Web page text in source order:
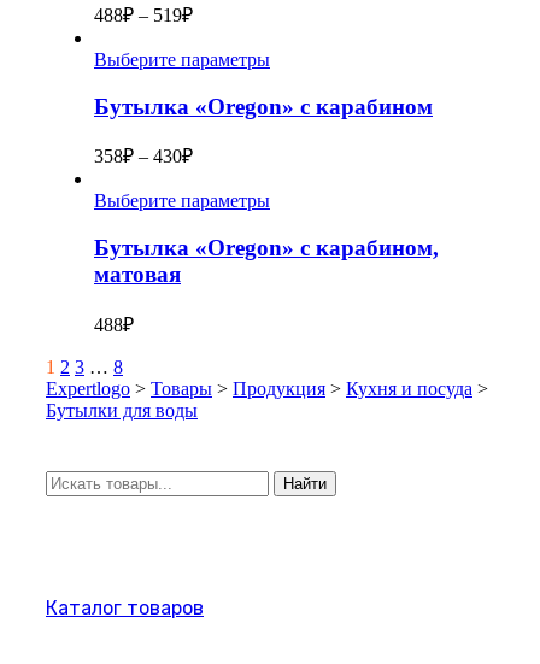
488₽ – 519₽
Выберите параметры
Бутылка «Oregon» с карабином
358₽ – 430₽
Выберите параметры
Бутылка «Oregon» с карабином,
матовая
488₽
Page
1
of
1 2 3 … 8Next
Expertlogo > Товары > Продукция > Кухня и посуда >
Бутылки для воды
Искать: Найти
Каталог товаров